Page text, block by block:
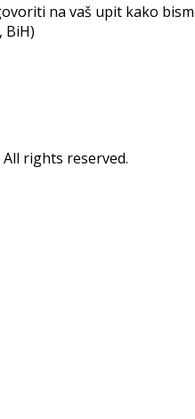
na vaš upit kako
BiH)
rights reserved.